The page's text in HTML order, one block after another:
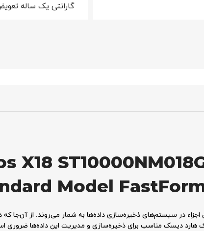
گارانتی یک ساله
X18
Model
در سیستم‌های ذخیره‌سازی داده‌ها به شمار می‌روند. از آن‌جا که
هارد دیسک مناسب برای ذخیره‌سازی و مدیریت این داده‌ها ضروری